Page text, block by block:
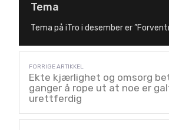
Tema
Tema på iTro i desember er
Ekte kjærlighet og omsorg
ganger å rope ut at noe er
urettferdig